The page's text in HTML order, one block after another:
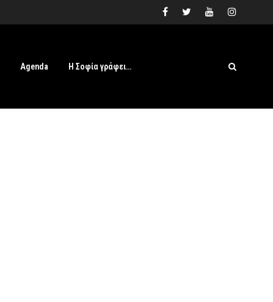
Agenda Η Σοφία γράφει…